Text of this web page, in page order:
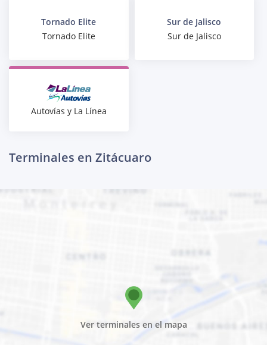
Tornado Elite
Tornado Elite
Sur de Jalisco
Sur de Jalisco
Autovías y La Línea
Terminales en Zitácuaro
Ver terminales en el mapa